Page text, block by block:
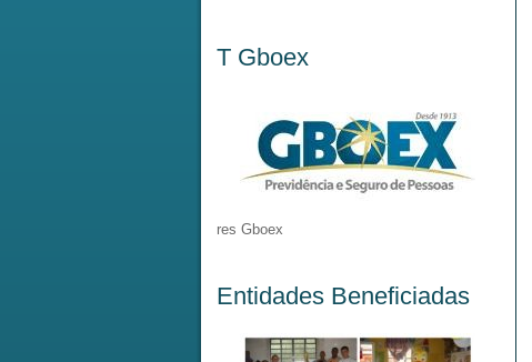
T Gboex
res Gboex
Entidades Beneficiadas